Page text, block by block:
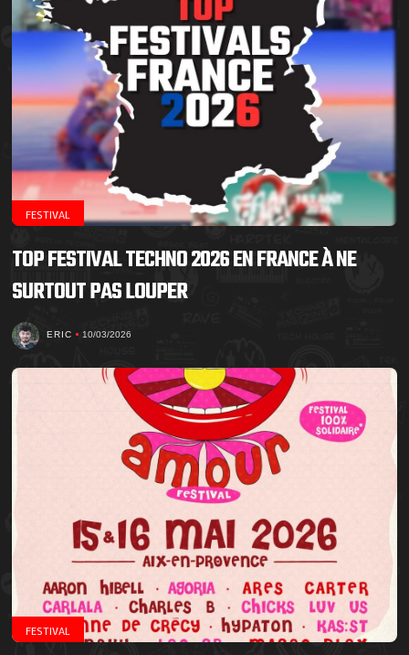
FESTIVAL
TOP FESTIVAL TECHNO 2026 EN FRANCE À NE
SURTOUT PAS LOUPER
ERIC 10/03/2026
FESTIVAL